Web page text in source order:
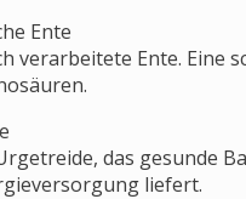
Ente
verarbeitete Ente. Eine
das gesunde
liefert.